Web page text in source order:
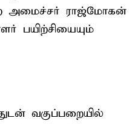
அமைச்சர் ராஜ்மோகன்
பயிற்சியையும்
வகுப்பறையில்